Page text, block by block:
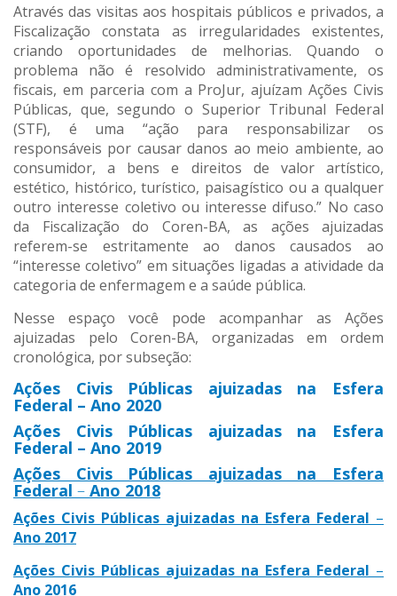
Através das visitas aos hospitais públicos e privados, a
Fiscalização constata as irregularidades existentes,
criando oportunidades de melhorias. Quando o
problema não é resolvido administrativamente, os
fiscais, em parceria com a ProJur, ajuízam Ações Civis
Públicas, que, segundo o Superior Tribunal Federal
(STF), é uma “ação para responsabilizar os
responsáveis por causar danos ao meio ambiente, ao
consumidor, a bens e direitos de valor artístico,
estético, histórico, turístico, paisagístico ou a qualquer
outro interesse coletivo ou interesse difuso.” No caso
da Fiscalização do Coren-BA, as ações ajuizadas
referem-se estritamente ao danos causados ao
“interesse coletivo” em situações ligadas a atividade da
categoria de enfermagem e a saúde pública.
Nesse espaço você pode acompanhar as Ações
ajuizadas pelo Coren-BA, organizadas em ordem
cronológica, por subseção:
Ações Civis Públicas ajuizadas na Esfera
Federal – Ano 2020
Ações Civis Públicas ajuizadas na Esfera
Federal – Ano 2019
Ações Civis Públicas ajuizadas na Esfera
Federal – Ano 2018
Ações Civis Públicas ajuizadas na Esfera Federal –
Ano 2017
Ações Civis Públicas ajuizadas na Esfera Federal –
Ano 2016